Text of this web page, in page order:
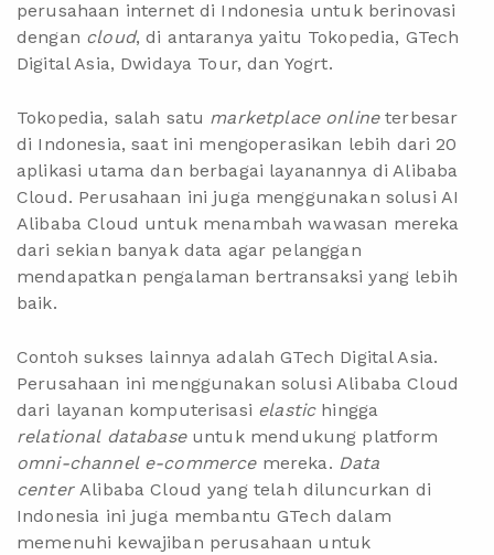
perusahaan internet di Indonesia untuk berinovasi
dengan cloud, di antaranya yaitu Tokopedia, GTech
Digital Asia, Dwidaya Tour, dan Yogrt.
Tokopedia, salah satu marketplace onlineterbesar
di Indonesia, saat ini mengoperasikan lebih dari 20
aplikasi utama dan berbagai layanannya di Alibaba
Cloud. Perusahaan ini juga menggunakan solusi AI
Alibaba Cloud untuk menambah wawasan mereka
dari sekian banyak data agar pelanggan
mendapatkan pengalaman bertransaksi yang lebih
baik.
Contoh sukses lainnya adalah GTech Digital Asia.
Perusahaan ini menggunakan solusi Alibaba Cloud
dari layanan komputerisasi elastichingga
relational databaseuntuk mendukung platform
omni-channel e-commerce mereka. Data
centerAlibaba Cloud yang telah diluncurkan di
Indonesia ini juga membantu GTech dalam
memenuhi kewajiban perusahaan untuk